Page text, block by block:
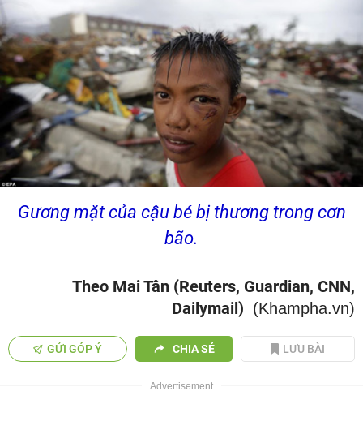
Gương mặt của cậu bé bị thương trong cơn
bão.
Theo Mai Tân (Reuters, Guardian, CNN,
Dailymail) (Khampha.vn)
GỬI GÓP Ý CHIA SẺ LƯU BÀI